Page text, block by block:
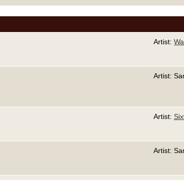
Artist:
Artist:
Artist:
Artist: